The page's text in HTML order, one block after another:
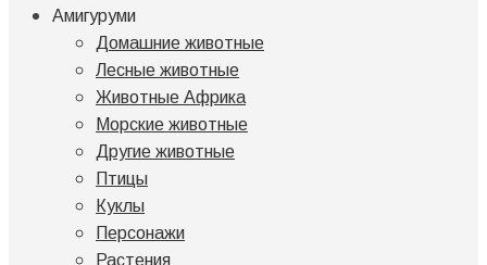
Амигуруми
Домашние животные
Лесные животные
Животные Африка
Морские животные
Другие животные
Птицы
Куклы
Персонажи
Растения